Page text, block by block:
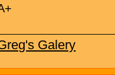
Galery